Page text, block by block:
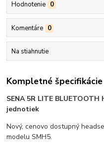
Hodnotenie 0
Komentáre 0
Na stiahnutie
Kompletné špecifikácie
SENA 5R LITE BLUETOOTH
jednotiek
Nový, cenovo dostupný
modelu SMH5.